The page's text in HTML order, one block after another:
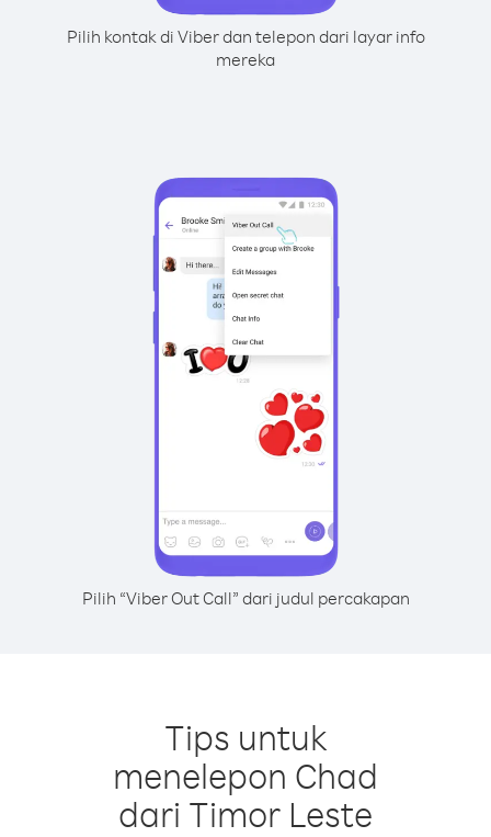
Pilih kontak di Viber dan telepon dari layar info
mereka
Pilih “Viber Out Call” dari judul percakapan
Tips untuk
menelepon Chad
dari Timor Leste